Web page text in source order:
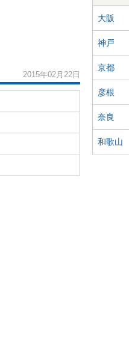
2015年02月22日
大阪
神戸
京都
彦根
奈良
和歌山